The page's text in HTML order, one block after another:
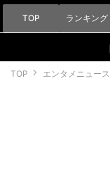
TOP ランキング
TOP エンタメニュース